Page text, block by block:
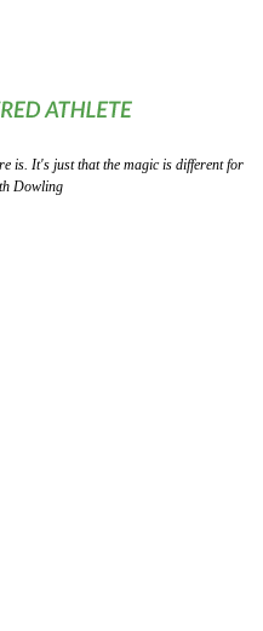
is. It's just that the magic is different for
Dowling